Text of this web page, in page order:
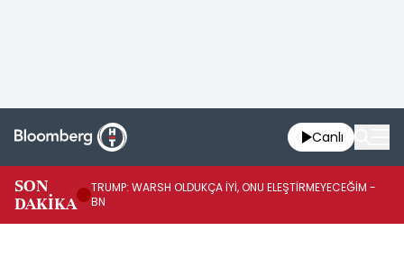
Canlı
SON
DAKİKA
TRUMP: WARSH OLDUKÇA İYİ, ONU ELEŞTİRMEYECEĞİM -
BN